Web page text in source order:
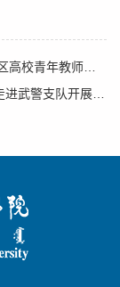
师教学竞赛选拔赛中喜获佳绩
开展专场文艺演出